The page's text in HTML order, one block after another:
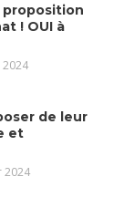
proposition
! OUI à
2024
de leur
et
2024